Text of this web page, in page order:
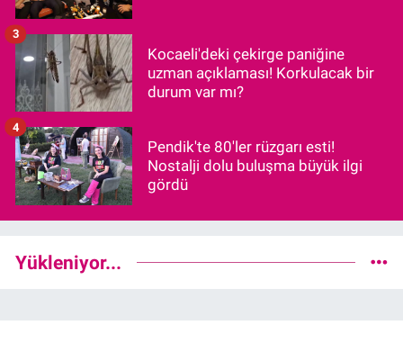
Kocaeli'deki çekirge paniğine
uzman açıklaması! Korkulacak bir
durum var mı?
3
Pendik'te 80'ler rüzgarı esti!
Nostalji dolu buluşma büyük ilgi
gördü
4
Yükleniyor...